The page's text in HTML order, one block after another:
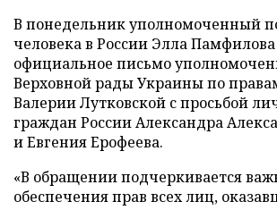
В понедельник уполномоченный
человека в России Элла
официальное письмо
Верховной рады Украины по
Валерии Лутковской с просьбой
граждан России Александра
и Евгения Ерофеева.
«В обращении подчеркивается
обеспечения прав всех лиц,